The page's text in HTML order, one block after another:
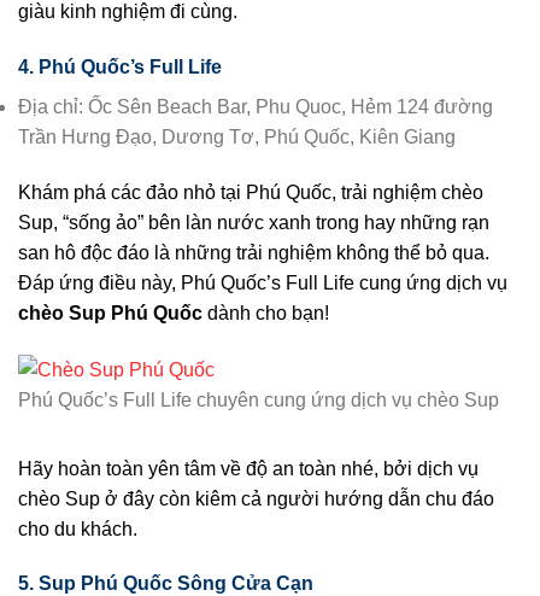
giàu kinh nghiệm đi cùng.
4. Phú Quốc’s Full Life
Địa chỉ: Ốc Sên Beach Bar, Phu Quoc, Hẻm 124 đường
Trần Hưng Đạo, Dương Tơ, Phú Quốc, Kiên Giang
Khám phá các đảo nhỏ tại Phú Quốc, trải nghiệm chèo
Sup, “sống ảo” bên làn nước xanh trong hay những rạn
san hô độc đáo là những trải nghiệm không thể bỏ qua.
Đáp ứng điều này, Phú Quốc’s Full Life cung ứng dịch vụ
chèo Sup Phú Quốc dành cho bạn!
Phú Quốc’s Full Life chuyên cung ứng dịch vụ chèo Sup
Hãy hoàn toàn yên tâm về độ an toàn nhé, bởi dịch vụ
chèo Sup ở đây còn kiêm cả người hướng dẫn chu đáo
cho du khách.
5. Sup Phú Quốc Sông Cửa Cạn